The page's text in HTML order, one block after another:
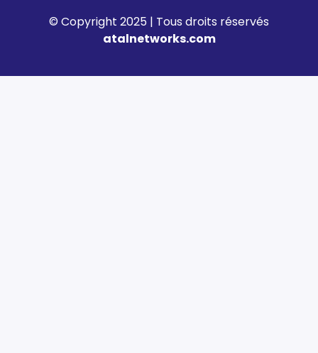
© Copyright 2025 | Tous droits réservés
atalnetworks.com